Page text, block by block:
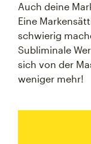
Auch deine
Eine
schwierig
Subliminale
sich von der
weniger mehr!